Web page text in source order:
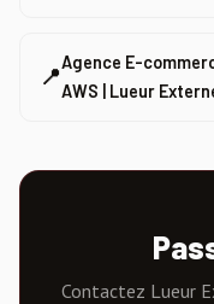
📍
Agence E-
AWS | Lueur
Contactez Lueur